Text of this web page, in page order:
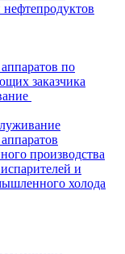
по
заказчика
производства
и
холода